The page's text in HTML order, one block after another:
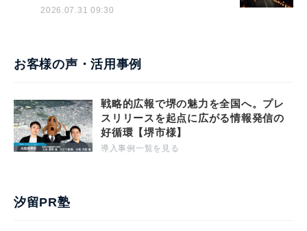
2026.07.31 09:30
お客様の声・活用事例
戦略的広報で堺の魅力を全国へ。プレ
スリリースを起点に広がる情報発信の
好循環【堺市様】
導入事例一覧を見る
汐留PR塾